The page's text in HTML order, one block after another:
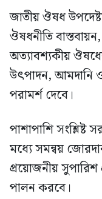
জাতীয় ঔষধ
ঔষধনীতি
অত্যাবশ্যকীয়
উৎপাদন, আমদানি ও
পরামর্শ দেবে।
পাশাপাশি সংশ্লিষ্ট
মধ্যে সমন্বয়
প্রয়োজনীয় সুপারিশ
পালন করবে।